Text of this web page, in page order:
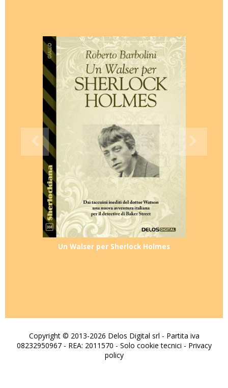
Un Walser per Sherlock Holmes
Copyright © 2013-2026 Delos Digital srl - Partita iva
08232950967 - REA: 2011570 - Solo cookie tecnici - Privacy
policy